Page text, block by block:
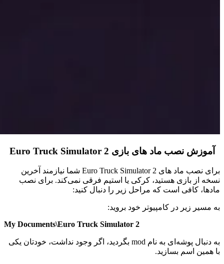
آموزش نصب ماد های بازی Euro Truck Simulator 2
برای نصب ماد های Euro Truck Simulator 2 شما نیازمند آخرین
نسخه از بازی هستید، کرکی یا استیم فرقی نمی‌کند. برای نصب
مادها، کافی است که مراحل زیر را دنبال کنید:
به مسیر زیر در کامپیوتر خود بروید:
My Documents\Euro Truck Simulator 2
به دنبال پوشه‌ای به نام mod بگردید، اگر وجود نداشت، خودتان یکی
با همین اسم بسازید.